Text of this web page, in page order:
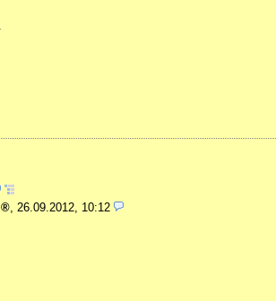
, 26.09.2012, 10:12